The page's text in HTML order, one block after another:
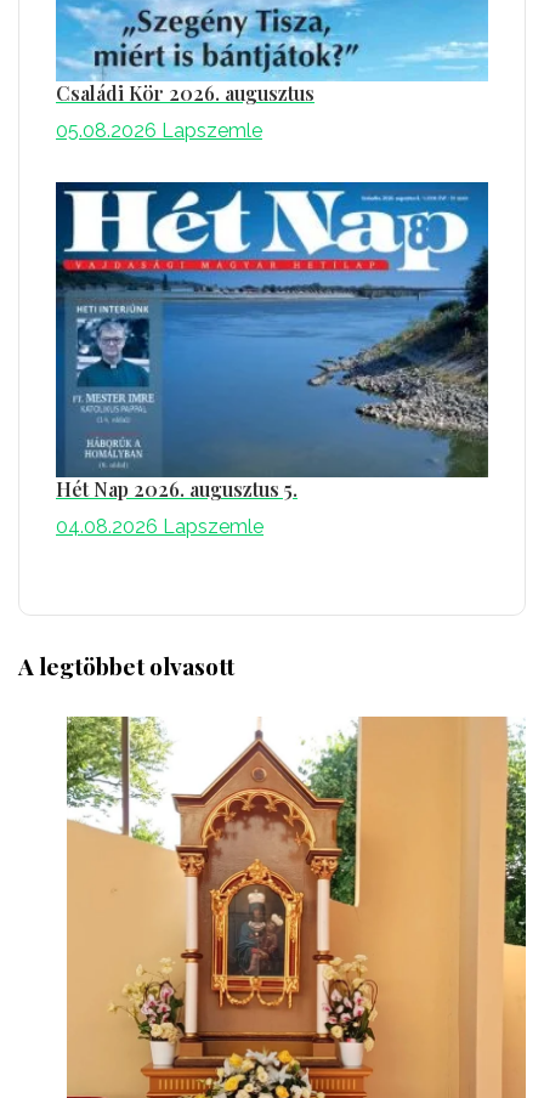
Családi Kör 2026. augusztus
05.08.2026 Lapszemle
Hét Nap 2026. augusztus 5.
04.08.2026 Lapszemle
A legtöbbet olvasott